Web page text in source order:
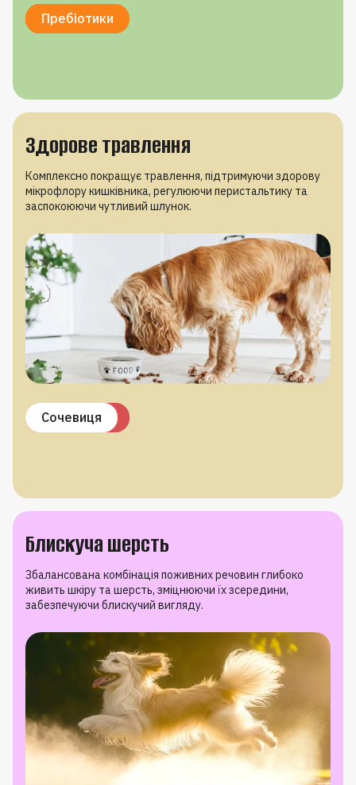
Вітамін A
Вітамін C
Цинк
Селен
Пребіотики
Здорове травлення
Комплексно покращує травлення, підтримуючи здорову
мікрофлору кишківника, регулюючи перистальтику та
заспокоюючи чутливий шлунок.
Пробіотики
Пребіотики
Псиліум
Ромашка
Сочевиця
Блискуча шерсть
Збалансована комбінація поживних речовин глибоко
живить шкіру та шерсть, зміцнюючи їх зсередини,
забезпечуючи блискучий вигляду.